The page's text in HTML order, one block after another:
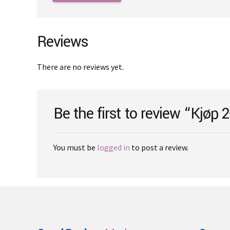
The
options
be
the
product
Reviews
There are no reviews yet.
Be the first to review “Kjøp
You must be logged in to post a review.